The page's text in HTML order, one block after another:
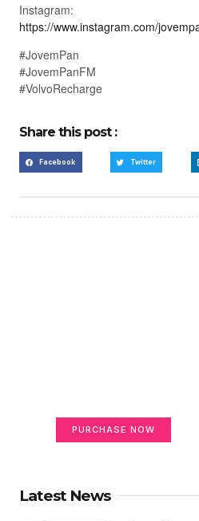
Instagram:
https://www.instagram.com/
#JovemPan
#JovemPanFM
#VolvoRecharge
Share this post :
Facebook Twitter
PURCHASE NOW
Latest News